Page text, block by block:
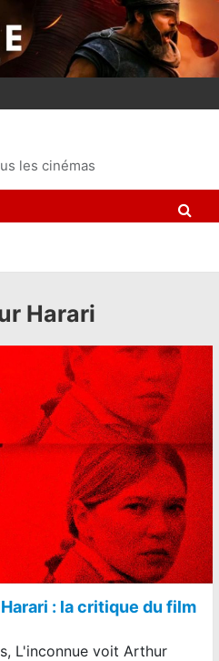
les cinémas
Harari
Harari : la critique du film
L'inconnue voit Arthur